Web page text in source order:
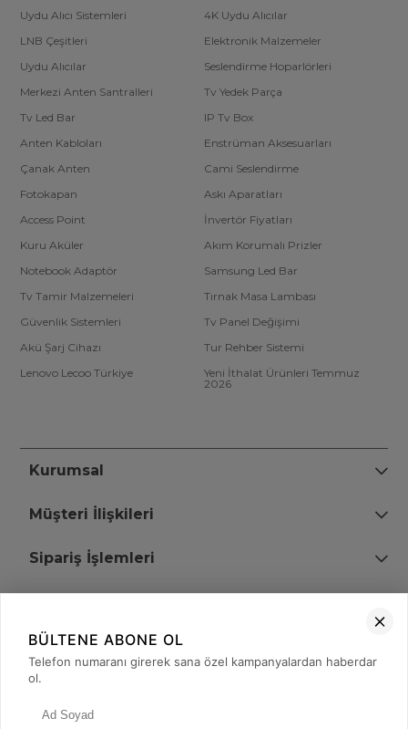
Uydu Alıcı Sistemleri
4K Uydu Alıcılar
LNB Çeşitleri
Elektronik Malzemeler
Uydu Alıcılar
Seslendirme Hoparlörleri
Merkezi Anten Santralleri
Tv Yedek Parça
Tv Led Bar
IP Tv Box
Anten Kabloları
Enstrüman Aksesuarları
Çanak Anten
Cami Seslendirme
Fotokapan
Askı Aparatları
Access Point
İnvertör Fiyatları
Kuru Aküler
Akım Korumalı Prizler
Notebook Adaptör
Samsung Led Bar
Tv Tamir Malzemeleri
Tırnak Masa Lambası
Güvenlik Sistemleri
Tv Panel Değişimi
Akü Şarj Cihazı
Tur Rehber Sistemi
Lenovo Lecoo Türkiye
Yeni İthalat Ürünleri Temmuz
2026
Kurumsal
Müşteri İlişkileri
Sipariş İşlemleri
+90 (850) 473 08 08
BÜLTENE ABONE OL
Telefon numaranı girerek sana özel kampanyalardan haberdar
ol.